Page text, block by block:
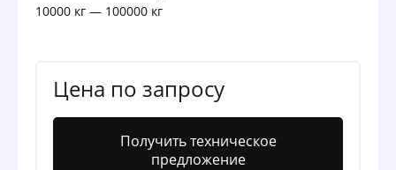
10000 кг — 100000 кг
Цена по запросу
Получить техническое
предложение